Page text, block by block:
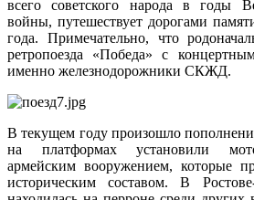
всего советского народа в годы
войны, путешествует дорогами
года. Примечательно, что
ретропоезда «Победа» с
именно железнодорожники СКЖД.
В текущем году произошло
на платформах установили
армейским вооружением, которые
историческим составом. В